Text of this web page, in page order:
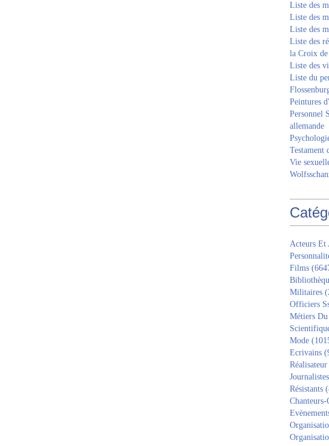
Liste des
Liste des
Liste des
Liste des
la Croix
Liste des
Liste du
Peintures
Personnel
allemande
Vie
Acteurs Et
Films
Militaires
Officiers
Métiers Du
Mode
Ecrivains
Réalisateur
Journalistes
Résistants
Chanteurs-